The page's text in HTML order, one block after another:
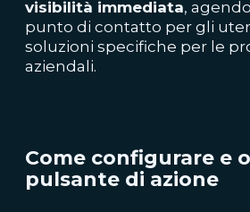
visibilità immediata,
punto di contatto per gli
soluzioni specifiche per le
aziendali.
Come configurare e
pulsante di azione